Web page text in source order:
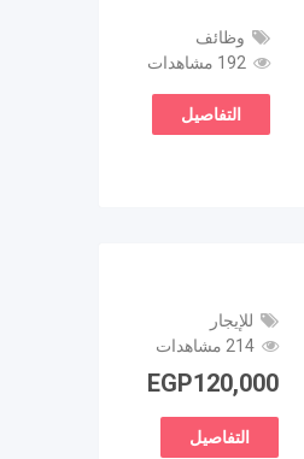
وظائف
192 مشاهدات
التفاصيل
للإيجار
214 مشاهدات
EGP120,000
التفاصيل